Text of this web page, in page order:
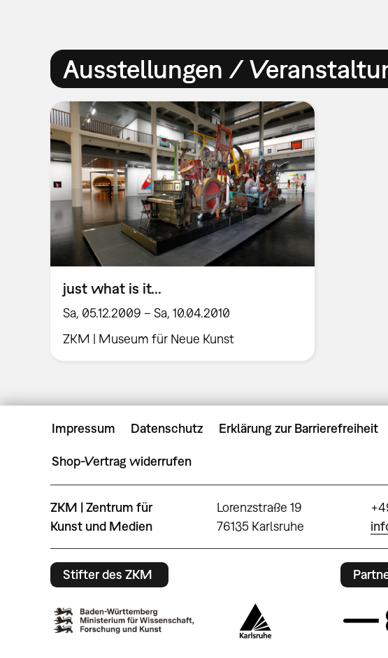
Ausstellungen /
just what is it...
Sa, 05.12.2009 – Sa, 10.04.2010
ZKM | Museum für Neue Kunst
Impressum Datenschutz Erklärung zur Barrierefreiheit
Shop-Vertrag widerrufen
ZKM | Zentrum für
Kunst und Medien
Lorenzstraße 19
76135 Karlsruhe
Stifter des ZKM